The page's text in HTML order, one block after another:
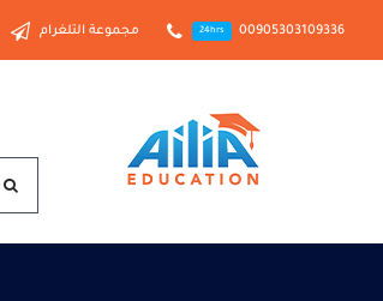
to
00905303109336
24hrs مجموعة التلغرام
البحث
عن: